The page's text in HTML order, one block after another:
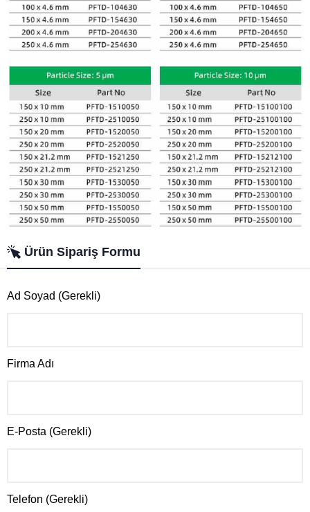
Ürün Sipariş Formu
Ad Soyad (Gerekli)
Firma Adı
E-Posta (Gerekli)
Telefon (Gerekli)